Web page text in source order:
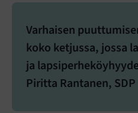
Varhaisen
koko ketjussa, jossa
ja
Piritta Rantanen, SDP